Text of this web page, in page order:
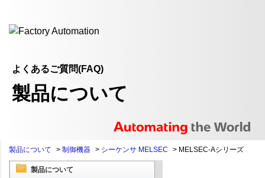
よくあるご質問(FAQ)
製品について
製品について > 制御機器 > シーケンサ MELSEC > MELSEC-Aシリーズ
製品について